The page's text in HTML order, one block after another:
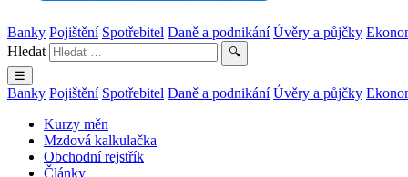
Banky Pojištění Spotřebitel Daně a podnikání Úvěry a půjčky
Hledat
🔍
☰
Banky Pojištění Spotřebitel Daně a podnikání Úvěry a půjčky
Kurzy měn
Mzdová kalkulačka
Obchodní rejstřík
Články